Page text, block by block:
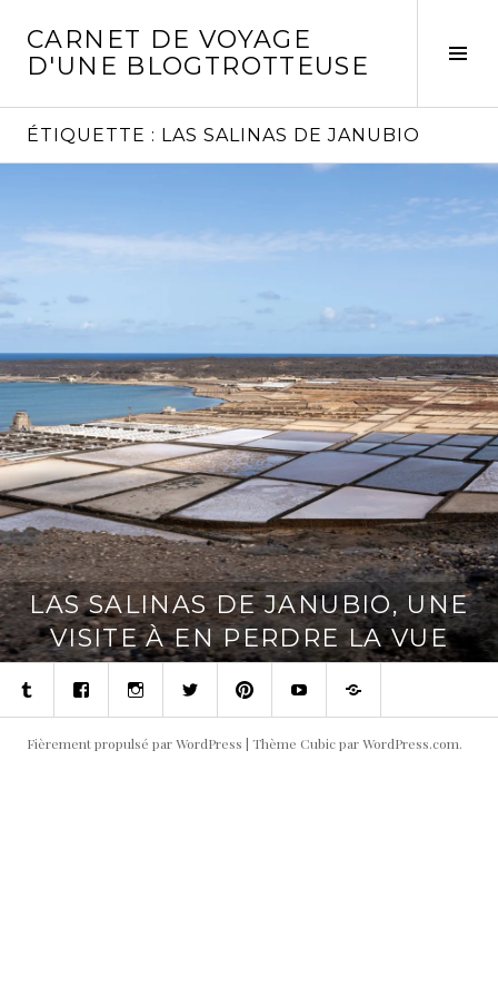
contenu
CARNET DE VOYAGE
D'UNE BLOGTROTTEUSE
ÉTIQUETTE : LAS SALINAS DE JANUBIO
LAS SALINAS DE JANUBIO, UNE
VISITE À EN PERDRE LA VUE
TumblrFacebookInstagramTwitterPinterestYoutubeContact
Fièrement propulsé par WordPress | Thème Cubic parWordPress.com.